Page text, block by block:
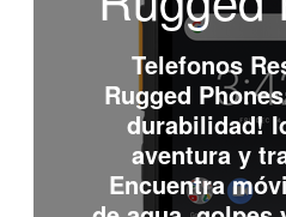
Telefonos
Rugged Phones
durabilidad!
aventura y
Encuentra